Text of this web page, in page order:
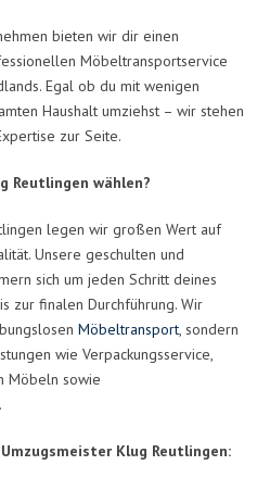
bieten wir dir einen
Möbeltransportservice
Egal ob du mit wenigen
Haushalt umziehst – wir stehen
zur Seite.
Reutlingen wählen?
legen wir großen Wert auf
Unsere geschulten und
sich um jeden Schritt deines
zur finalen Durchführung. Wir
Möbeltransport, sondern
wie Verpackungsservice,
Möbeln sowie
Klug Reutlingen: